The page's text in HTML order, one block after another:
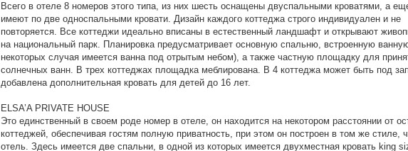
Всего в отеле 8 номеров этого типа, из них шесть оснащены двуспальными кроватями, а
имеют по две односпальными кровати. Дизайн каждого коттеджа строго индивидуален и не
повторяется. Все коттеджи идеально вписаны в естественный ландшафт и открывают
на национальный парк. Планировка предусматривает основную спальню, встроенную
некоторых случая имеется ванна под отрытым небом), а также частную площадку для
солнечных ванн. В трех коттеджах площадка меблирована. В 4 коттеджа может быть под
добавлена дополнительная кровать для детей до 16 лет.
ELSA’A PRIVATE HOUSE
Это единственный в своем роде номер в отеле, он находится на некотором расстоянии от
коттеджей, обеспечивая гостям полную приватность, при этом он построен в том же стиле,
отель. Здесь имеется две спальни, в одной из которых имеется двухместная кровать king